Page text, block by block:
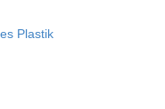
Plastik